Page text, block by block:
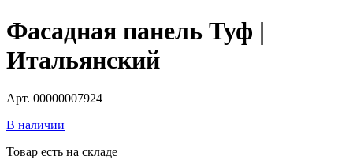
Фасадная панель Туф |
Итальянский
Арт. 00000007924
В наличии
Товар есть на складе